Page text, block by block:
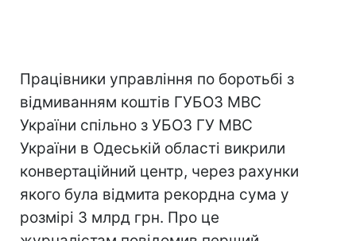
Працівники управління по боротьбі з
відмиванням коштів ГУБОЗ МВС
України спільно з УБОЗ ГУ МВС
України в Одеській області викрили
конвертаційний центр, через рахунки
якого була відмита рекордна сума у
розмірі 3 млрд грн. Про це